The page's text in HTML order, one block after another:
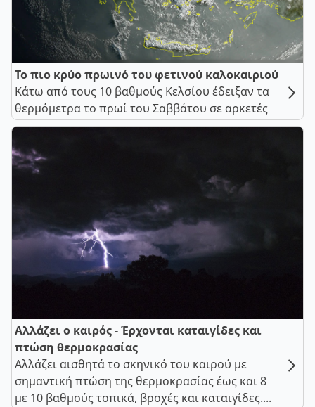
Το πιο κρύο πρωινό του φετινού καλοκαιριού
Κάτω από τους 10 βαθμούς Κελσίου έδειξαν τα
θερμόμετρα το πρωί του Σαββάτου σε αρκετές
Αλλάζει ο καιρός - Έρχονται καταιγίδες και
πτώση θερμοκρασίας
Αλλάζει αισθητά το σκηνικό του καιρού με
σημαντική πτώση της θερμοκρασίας έως και 8
με 10 βαθμούς τοπικά, βροχές και καταιγίδες....